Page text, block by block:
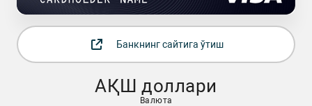
Банкнинг сайтига ўтиш
АҚШ доллари
Валюта